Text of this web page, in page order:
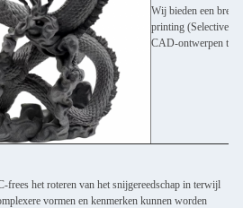
Wij bieden een
printing (Selective
CAD-ontwerpen te
het roteren van het snijgereedschap in terwijl
vormen en kenmerken kunnen worden